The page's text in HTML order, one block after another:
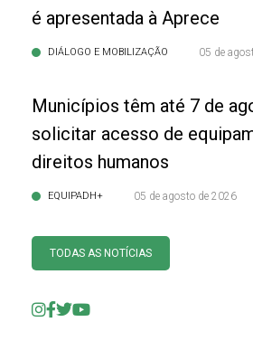
é apresentada à Aprece
DIÁLOGO E MOBILIZAÇÃO 05 de
Municípios têm até 7 de
solicitar acesso de
direitos humanos
EQUIPADH+ 05 de agosto de 2026
TODAS AS NOTÍCIAS